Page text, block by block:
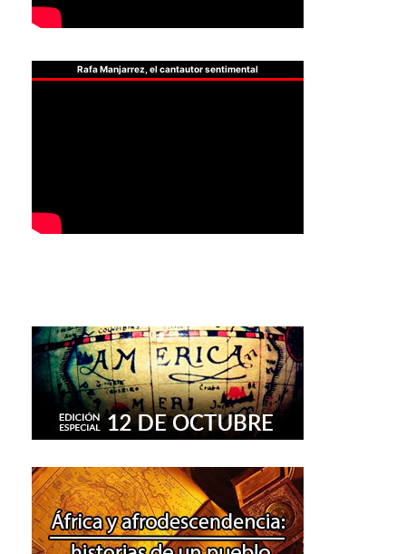
Rafa Manjarrez, el cantautor sentimental